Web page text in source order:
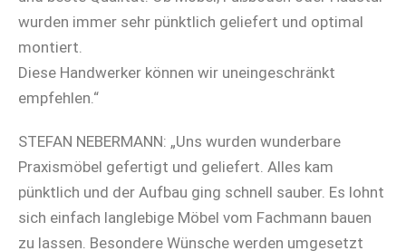
wurden immer sehr pünktlich geliefert und optimal
montiert.
Diese Handwerker können wir uneingeschränkt
empfehlen.“
STEFAN NEBERMANN: „Uns wurden wunderbare
Praxismöbel gefertigt und geliefert. Alles kam
pünktlich und der Aufbau ging schnell sauber. Es lohnt
sich einfach langlebige Möbel vom Fachmann bauen
zu lassen. Besondere Wünsche werden umgesetzt